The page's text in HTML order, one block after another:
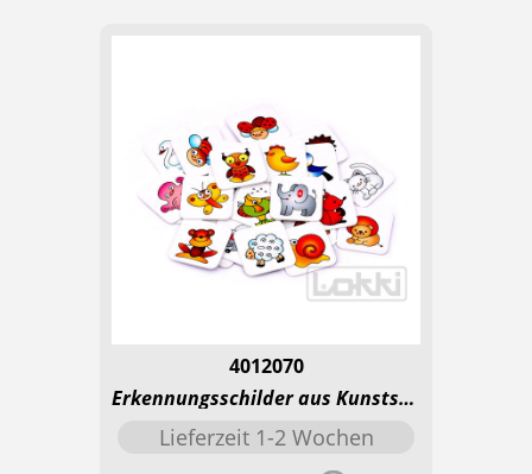
4012070
Erkennungsschilder aus Kunststoff - Tiere
Lieferzeit 1-2 Wochen